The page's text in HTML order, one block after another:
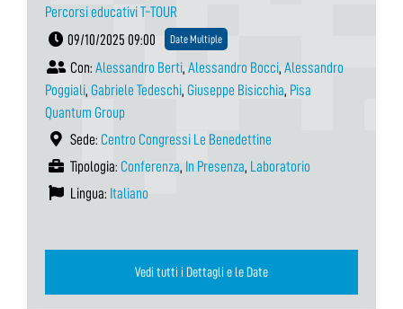
Percorsi educativi T-TOUR
09/10/2025 09:00
Date Multiple
Con: Alessandro Berti, Alessandro Bocci, Alessandro
Poggiali, Gabriele Tedeschi, Giuseppe Bisicchia, Pisa
Quantum Group
Sede: Centro Congressi Le Benedettine
Tipologia: Conferenza, In Presenza, Laboratorio
Lingua: Italiano
Vedi tutti i Dettagli e le Date